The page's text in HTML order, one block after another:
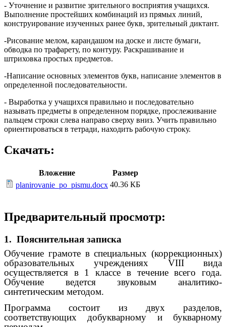
- Уточнение и развитие зрительного восприятия учащихся.
Выполнение простейших комбинаций из прямых линий,
конструирование изученных ранее букв, зрительный диктант.
-Рисование мелом, карандашом на доске и листе бумаги,
обводка по трафарету, по контуру. Раскрашивание и
штриховка простых предметов.
-Написание основных элементов букв, написание элементов в
определенной последовательности.
- Выработка у учащихся правильно и последовательно
называть предметы в определенном порядке, прослеживание
пальцем строки слева направо сверху вниз. Учить правильно
ориентироваться в тетради, находить рабочую строку.
Скачать:
Вложение
Размер
planirovanie_po_pismu.docx 40.36 КБ
Предварительный просмотр:
1. Пояснительная записка
Обучение грамоте в специальных (коррекционных)
образовательных учреждениях VIII вида
осуществляется в 1 классе в течение всего года.
Обучение ведется звуковым аналитико-
синтетическим методом.
Программа состоит из двух разделов,
соответствующих добукварному и букварному